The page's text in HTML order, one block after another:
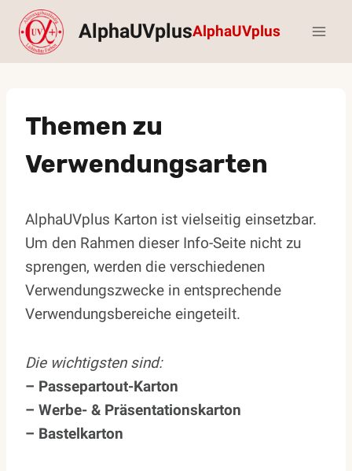
Zum
Inhalt
springen
AlphaUVplusAlphaUVplus
Themen zu
Verwendungsarten
AlphaUVplus Karton ist vielseitig einsetzbar.
Um den Rahmen dieser Info-Seite nicht zu
sprengen, werden die verschiedenen
Verwendungszwecke in entsprechende
Verwendungsbereiche eingeteilt.
Die wichtigsten sind:
– Passepartout-Karton
– Werbe- & Präsentationskarton
– Bastelkarton